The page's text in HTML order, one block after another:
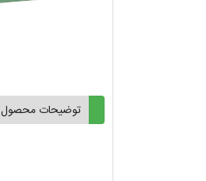
توضیحات محصول